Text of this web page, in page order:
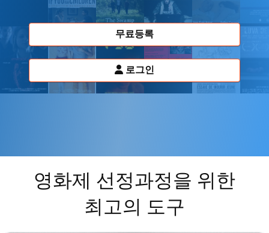
무료등록
로그인
영화제 선정과정을 위한
최고의 도구